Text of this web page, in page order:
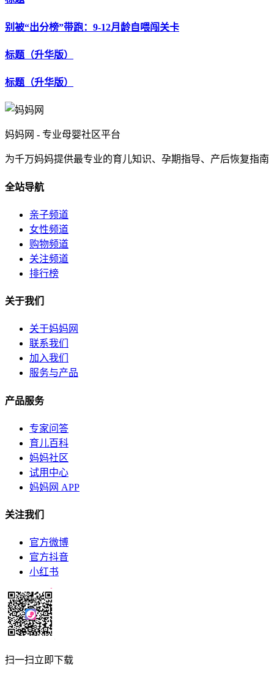
别被“出分榜”带跑：9-12月龄自喂闯关卡
标题（升华版）
标题（升华版）
妈妈网 - 专业母婴社区平台
为千万妈妈提供最专业的育儿知识、孕期指导、产后恢复指南
全站导航
亲子频道
女性频道
购物频道
关注频道
排行榜
关于我们
关于妈妈网
联系我们
加入我们
服务与产品
产品服务
专家问答
育儿百科
妈妈社区
试用中心
妈妈网 APP
关注我们
官方微博
官方抖音
小红书
扫一扫立即下载